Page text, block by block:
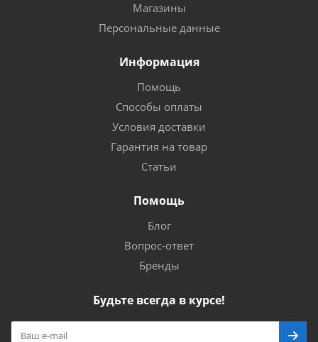
Магазины
Персональные данные
Информация
Помощь
Способы оплаты
Условия доставки
Гарантия на товар
Статьи
Помощь
Блог
Вопрос-ответ
Бренды
Будьте всегда в курсе!